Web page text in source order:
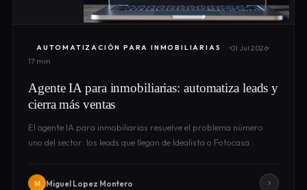
AUTOMATIZACIÓN PARA INMOBILIARIAS
01 Jul 2026
17 min
Agente IA para inmobiliarias: automatiza leads y
cierra más ventas
El agente IA para inmobiliarias resuelve el problema número
uno del sector: los leads que llegan de Idealista o Fotocasa…
M Miguel Lopez Montero